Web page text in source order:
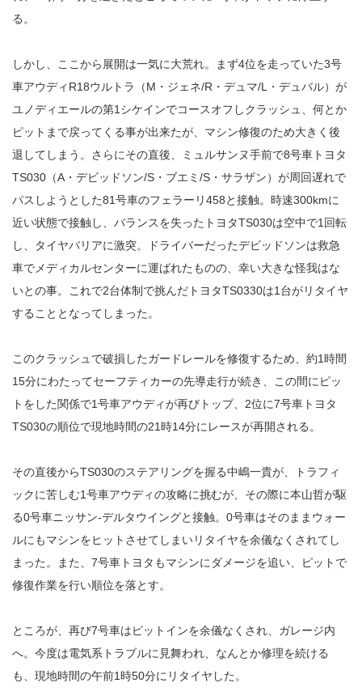
る。
しかし、ここから展開は一気に大荒れ。まず4位を走っていた3号
車アウディR18ウルトラ（M・ジェネ/R・デュマ/L・デュバル）が
ユノディエールの第1シケインでコースオフしクラッシュ、何とか
ピットまで戻ってくる事が出来たが、マシン修復のため大きく後
退してしまう。さらにその直後、ミュルサンヌ手前で8号車トヨタ
TS030（A・デビッドソン/S・ブエミ/S・サラザン）が周回遅れで
パスしようとした81号車のフェラーリ458と接触。時速300kmに
近い状態で接触し、バランスを失ったトヨタTS030は空中で1回転
し、タイヤバリアに激突。ドライバーだったデビッドソンは救急
車でメディカルセンターに運ばれたものの、幸い大きな怪我はな
いとの事。これで2台体制で挑んだトヨタTS0330は1台がリタイヤ
することとなってしまった。
このクラッシュで破損したガードレールを修復するため、約1時間
15分にわたってセーフティカーの先導走行が続き、この間にピッ
トをした関係で1号車アウディが再びトップ、2位に7号車トヨタ
TS030の順位で現地時間の21時14分にレースが再開される。
その直後からTS030のステアリングを握る中嶋一貴が、トラフィ
ックに苦しむ1号車アウディの攻略に挑むが、その際に本山哲が駆
る0号車ニッサン-デルタウイングと接触。0号車はそのままウォー
ルにもマシンをヒットさせてしまいリタイヤを余儀なくされてし
まった。また、7号車トヨタもマシンにダメージを追い、ピットで
修復作業を行い順位を落とす。
ところが、再び7号車はピットインを余儀なくされ、ガレージ内
へ。今度は電気系トラブルに見舞われ、なんとか修理を続ける
も、現地時間の午前1時50分にリタイヤした。